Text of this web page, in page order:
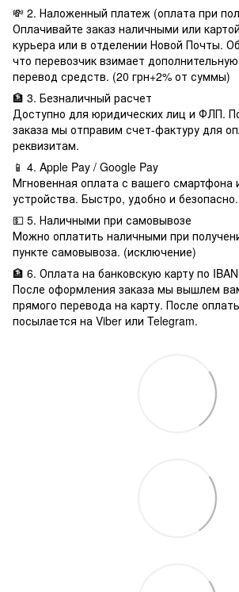
💸 2. Наложенный платеж (оплата при
Оплачивайте заказ наличными или
курьера или в отделении Новой Почты.
что перевозчик взимает
перевод средств. (20 грн+2% от суммы)
🏦 3. Безналичный расчет
Доступно для юридических лиц и ФЛП.
заказа мы отправим счет-фактуру для
реквизитам.
📱 4. Apple Pay / Google Pay
Мгновенная оплата с вашего смартфона
устройства. Быстро, удобно и безопасно.
💵 5. Наличными при самовывозе
Можно оплатить наличными при
пункте самовывоза. (исключение)
🏦 6. Оплата на банковскую карту по IBAN
После оформления заказа мы вышлем
прямого перевода на карту. После
посылается на Viber или Telegram.